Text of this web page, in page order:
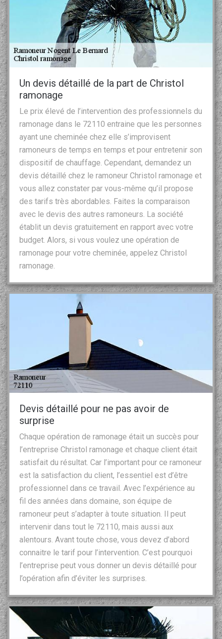
Un devis détaillé de la part de Christol
ramonage
Le prix élevé de l’intervention des professionnels du
ramonage dans le 72110 entraine que les personnes
ayant une cheminée chez elle s’improvisent
ramoneurs de temps en temps et pour entretenir son
dispositif de chauffage. Cependant, demandez un
devis détaillé chez le ramoneur Christol ramonage et
vous allez constater par vous-même qu’il propose
des tarifs très abordables. Faites la comparaison
avec le devis des autres ramoneurs. La société
établit un devis gratuitement en rapport avec votre
budget. Alors, si vous voulez une opération de
ramonage pour votre cheminée, appelez Christol
ramonage.
Devis détaillé pour ne pas avoir de
surprise
Chaque opération de ramonage était un succès pour
l’entreprise Christol ramonage et chaque client était
satisfait du résultat. Car l’important pour ce ramoneur
est la satisfaction du client, l’essentiel est d’être
professionnel dans ce travail. Avec l’expérience au
fil des années dans domaine, son équipe de
ramoneur peut s’adapter à toute situation. Il peut
intervenir dans tout le 72110, mais aussi aux
alentours. Avant toute chose, vous devez d’abord
connaitre le tarif pour l’intervention. C’est pourquoi
l’entreprise peut vous donner un devis détaillé pour
l’opération afin d’éviter les surprises.